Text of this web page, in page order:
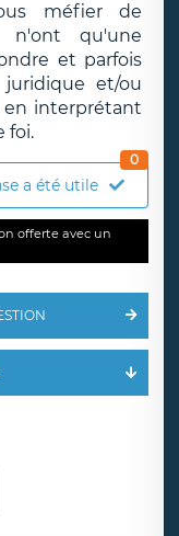
méfier de
n'ont qu'une
et parfois
et/ou
interprétant
foi.
a été utile
0
offerte avec un